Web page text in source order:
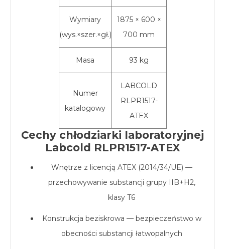
Wymiary
(wys.×szer.×gł.)
1875 × 600 ×
700 mm
Masa 93 kg
Numer
katalogowy
LABCOLD
RLPR1517-
ATEX
Cechy chłodziarki laboratoryjnej
Labcold RLPR1517-ATEX
Wnętrze z licencją ATEX (2014/34/UE) —
przechowywanie substancji grupy IIB+H2,
klasy T6
Konstrukcja beziskrowa — bezpieczeństwo w
obecności substancji łatwopalnych